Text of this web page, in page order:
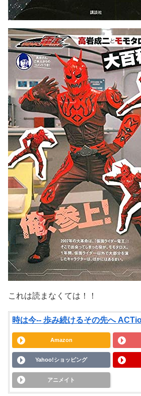
これは読まなくては！！
時は今-- 歩み続けるその先へ
Amazon
Yahoo!ショッピング
アニメイト